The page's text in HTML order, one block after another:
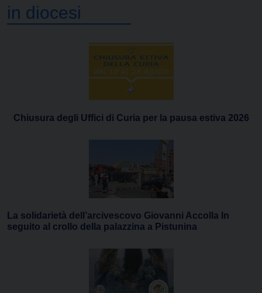
in diocesi
Chiusura degli Uffici di Curia per la pausa estiva 2026
La solidarietà dell’arcivescovo Giovanni Accolla In
seguito al crollo della palazzina a Pistunina